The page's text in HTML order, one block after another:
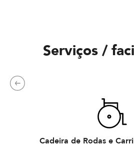
Serviços /
Cadeira de Rodas e
Next